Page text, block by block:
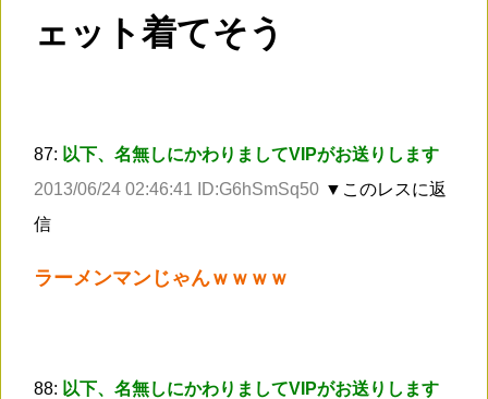
ェット着てそう
87: 以下、名無しにかわりましてVIPがお送りします
2013/06/24 02:46:41 ID:G6hSmSq50 ▼このレスに返
信
ラーメンマンじゃんｗｗｗｗ
88: 以下、名無しにかわりましてVIPがお送りします